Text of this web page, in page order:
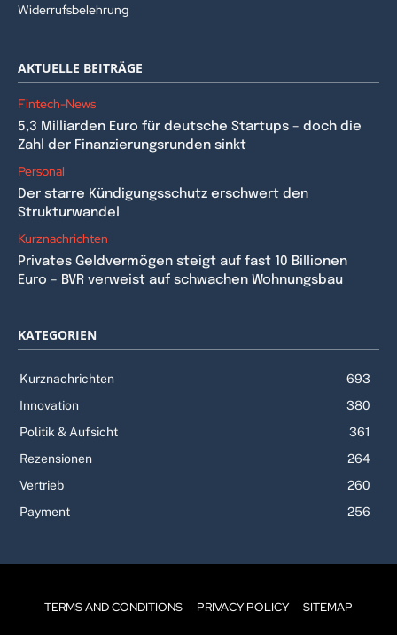
Widerrufsbelehrung
AKTUELLE BEITRÄGE
Fintech-News
5,3 Milliarden Euro für deutsche Startups – doch die
Zahl der Finanzierungsrunden sinkt
Personal
Der starre Kündigungsschutz erschwert den
Strukturwandel
Kurznachrichten
Privates Geldvermögen steigt auf fast 10 Billionen
Euro – BVR verweist auf schwachen Wohnungsbau
KATEGORIEN
Kurznachrichten
693
Innovation
380
Politik & Aufsicht
361
Rezensionen
264
Vertrieb
260
Payment
256
TERMS AND CONDITIONS PRIVACY POLICY SITEMAP